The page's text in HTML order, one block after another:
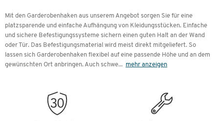
Mit den Garderobenhaken aus unserem Angebot sorgen Sie für eine
platzsparende und einfache Aufhängung von Kleidungsstücken. Einfache
und sichere Befestigungssysteme sichern einen guten Halt an der Wand
oder Tür. Das Befestigungsmaterial wird meist direkt mitgeliefert. So
lassen sich Garderobenhaken flexibel auf eine passende Höhe und an dem
gewünschten Ort anbringen. Auch schwe... mehr anzeigen